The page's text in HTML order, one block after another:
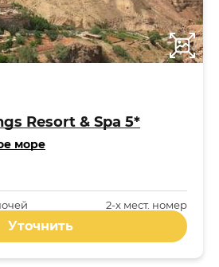
Resort & Spa 5*
море
2-x мест. номер
Уточнить